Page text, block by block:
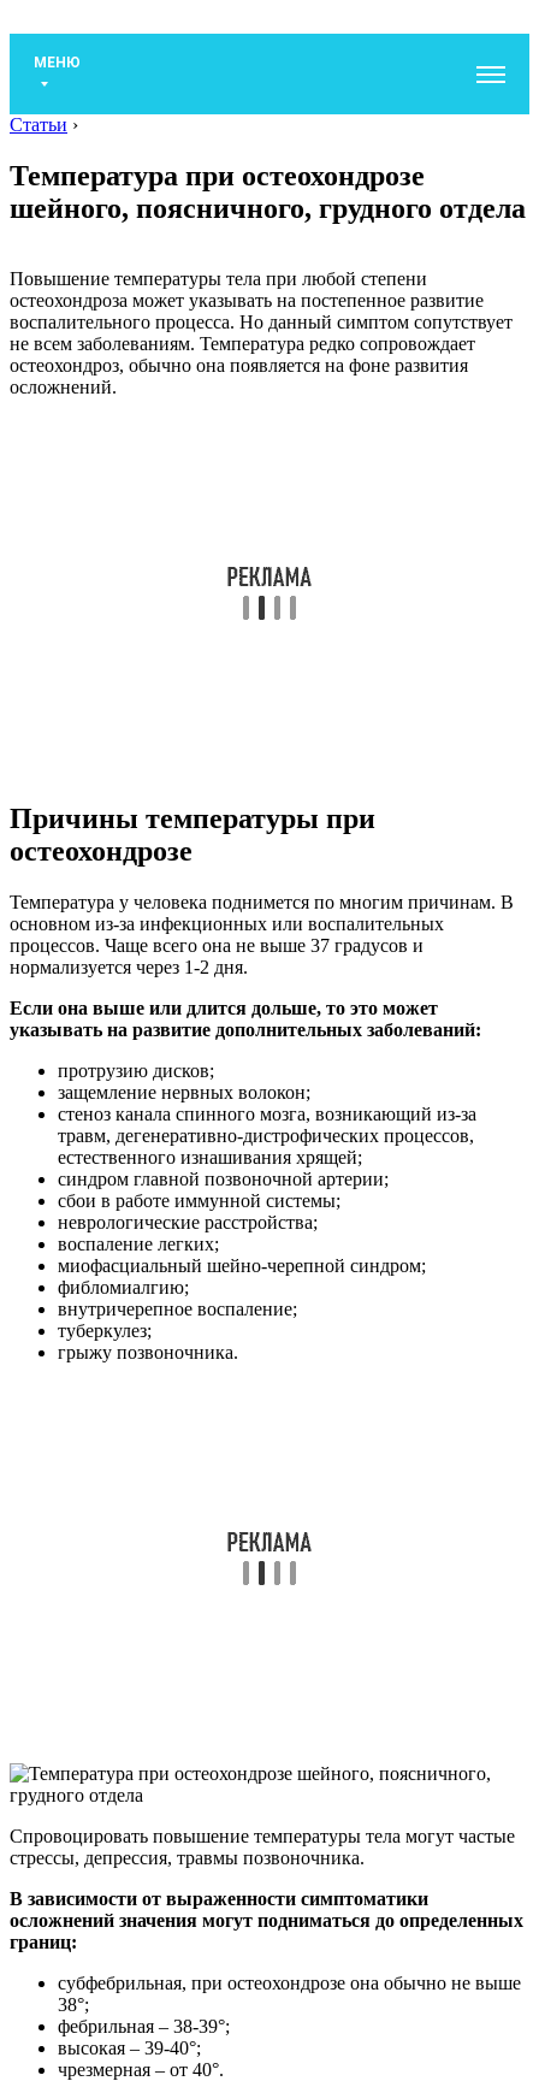
МЕНЮ
Статьи ›
Температура при остеохондрозе
шейного, поясничного, грудного отдела
Повышение температуры тела при любой степени
остеохондроза может указывать на постепенное развитие
воспалительного процесса. Но данный симптом сопутствует
не всем заболеваниям. Температура редко сопровождает
остеохондроз, обычно она появляется на фоне развития
осложнений.
Причины температуры при
остеохондрозе
Температура у человека поднимется по многим причинам. В
основном из-за инфекционных или воспалительных
процессов. Чаще всего она не выше 37 градусов и
нормализуется через 1-2 дня.
Если она выше или длится дольше, то это может
указывать на развитие дополнительных заболеваний:
протрузию дисков;
защемление нервных волокон;
стеноз канала спинного мозга, возникающий из-за
травм, дегенеративно-дистрофических процессов,
естественного изнашивания хрящей;
синдром главной позвоночной артерии;
сбои в работе иммунной системы;
неврологические расстройства;
воспаление легких;
миофасциальный шейно-черепной синдром;
фибломиалгию;
внутричерепное воспаление;
туберкулез;
грыжу позвоночника.
Спровоцировать повышение температуры тела могут частые
стрессы, депрессия, травмы позвоночника.
В зависимости от выраженности симптоматики
осложнений значения могут подниматься до определенных
границ:
субфебрильная, при остеохондрозе она обычно не выше
38°;
фебрильная – 38-39°;
высокая – 39-40°;
чрезмерная – от 40°.